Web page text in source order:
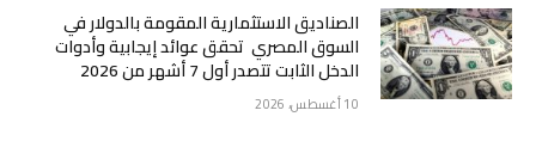
الصناديق الاستثمارية المقومة بالدولار في
السوق المصري تحقق عوائد إيجابية وأدوات
الدخل الثابت تتصدر أول 7 أشهر من 2026
10 أغسطس، 2026